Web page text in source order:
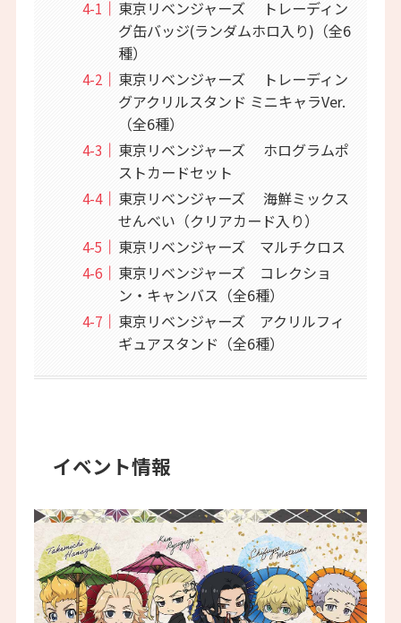
東京リベンジャーズ トレーディン
グ缶バッジ(ランダムホロ入り)（全6
種）
東京リベンジャーズ トレーディン
グアクリルスタンド ミニキャラVer.
（全6種）
東京リベンジャーズ ホログラムポ
ストカードセット
東京リベンジャーズ 海鮮ミックス
せんべい（クリアカード入り）
東京リベンジャーズ マルチクロス
東京リベンジャーズ コレクショ
ン・キャンバス（全6種）
東京リベンジャーズ アクリルフィ
ギュアスタンド（全6種）
イベント情報